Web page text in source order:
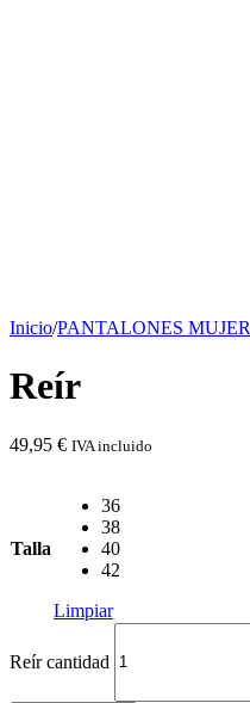
Inicio/PANTALONES MUJER
Reír
49,95 € IVA incluido
Talla
36
38
40
42
Limpiar
Reír cantidad